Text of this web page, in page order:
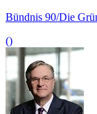
Bündnis 90/Die
()